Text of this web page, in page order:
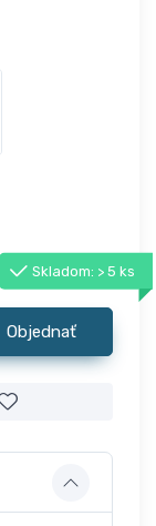
Skladom: > 5 ks
Objednať